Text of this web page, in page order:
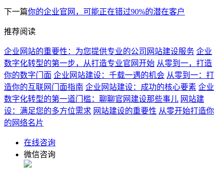
下一篇你的企业官网，可能正在错过90%的潜在客户
推荐阅读
企业网站的重要性：为您提供专业的公司网站建设服务 企业
数字化转型的第一步，从打造专业官网开始 从零到一，打造
你的数字门面 企业网站建设：千载一遇的机会 从零到一：打
造你的互联网门面指南 企业网站建设：成功的核心要素 企业
数字化转型的第一道门槛：聊聊官网建设那些事儿 网站建
设：满足您的多方位需求 网站建设的重要性 从零开始打造你
的网络名片
在线咨询
微信咨询